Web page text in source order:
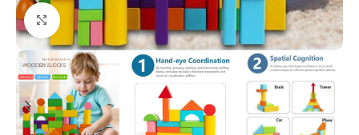
Click to enlarge